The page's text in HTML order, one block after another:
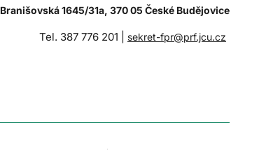
Branišovská 1645/31a, 370 05 České Budějovice
Tel. 387 776 201 | sekret-fpr@prf.jcu.cz